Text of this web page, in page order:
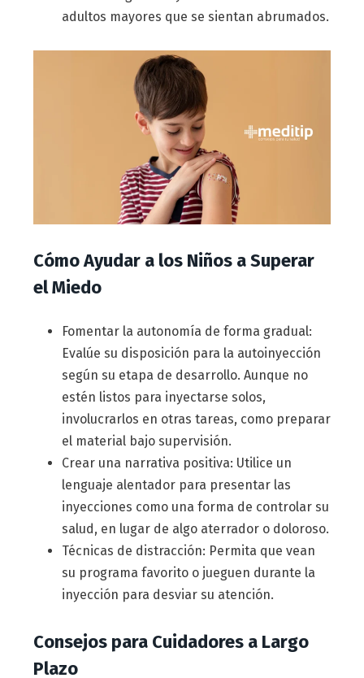
adultos mayores que se sientan abrumados.
Cómo Ayudar a los Niños a Superar
el Miedo
Fomentar la autonomía de forma gradual:
Evalúe su disposición para la autoinyección
según su etapa de desarrollo. Aunque no
estén listos para inyectarse solos,
involucrarlos en otras tareas, como preparar
el material bajo supervisión.
Crear una narrativa positiva: Utilice un
lenguaje alentador para presentar las
inyecciones como una forma de controlar su
salud, en lugar de algo aterrador o doloroso.
Técnicas de distracción: Permita que vean
su programa favorito o jueguen durante la
inyección para desviar su atención.
Consejos para Cuidadores a Largo
Plazo